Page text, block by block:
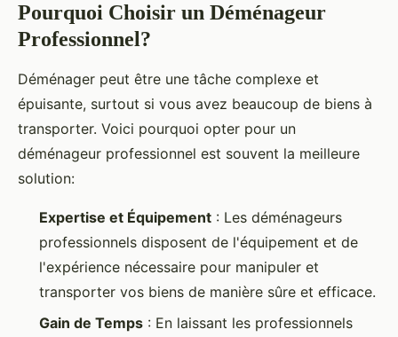
Pourquoi Choisir un Déménageur
Professionnel?
Déménager peut être une tâche complexe et
épuisante, surtout si vous avez beaucoup de biens à
transporter. Voici pourquoi opter pour un
déménageur professionnel est souvent la meilleure
solution:
Expertise et Équipement : Les déménageurs
professionnels disposent de l'équipement et de
l'expérience nécessaire pour manipuler et
transporter vos biens de manière sûre et efficace.
Gain de Temps : En laissant les professionnels